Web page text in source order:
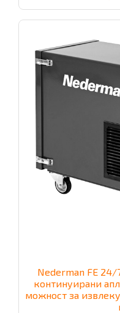
Nederman FE
континуирани
можност за